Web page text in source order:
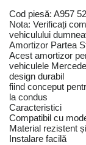
Cod piesă: A957
Nota: Verificați
vehiculului
Amortizor Partea
Acest amortizor
vehiculele
design durabil
fiind conceput
la condus
Caracteristici
Compatibil cu
Material rezistent
Instalare facilă